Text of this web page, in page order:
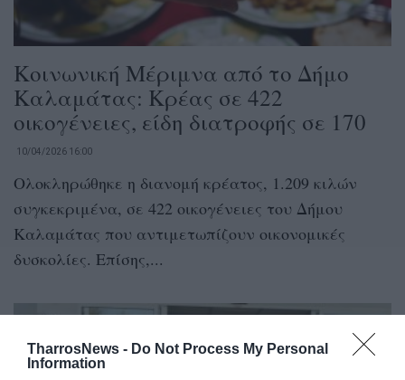
TharrosNews - Do Not Process My Personal
Information
Κοινωνική Μέριμνα από το Δήμο
Καλαμάτας: Κρέας σε 422
οικογένειες, είδη διατροφής σε 170
10/04/2026 16:00
Ολοκληρώθηκε η διανομή κρέατος, 1.209 κιλών
συγκεκριμένα, σε 422 οικογένειες του Δήμου
Καλαμάτας που αντιμετωπίζουν οικονομικές
δυσκολίες. Επίσης,...